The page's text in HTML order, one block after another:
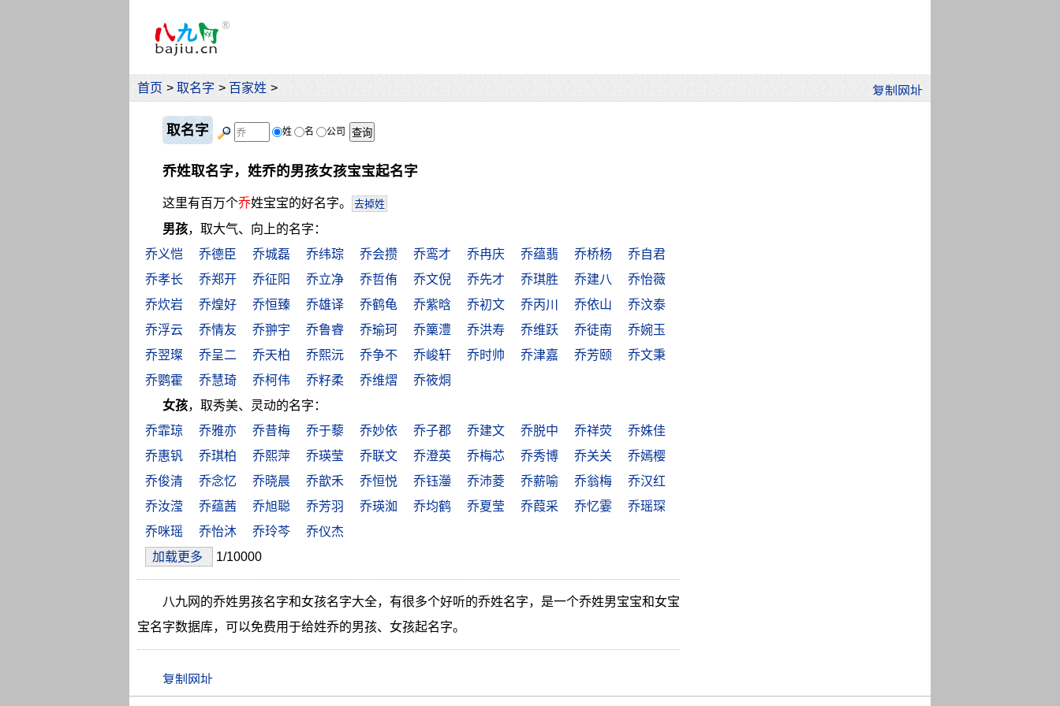
首页 > 取名字 > 百家姓 >
取名字 姓 名 公司
乔姓取名字，姓乔的男孩女孩宝宝起名字
这里有百万个乔姓宝宝的好名字。 去掉姓
男孩，取大气、向上的名字：
乔义恺
乔德臣 乔城磊 乔纬琮 乔会攒 乔鸾才 乔冉庆 乔蕴翡 乔桥杨
乔自君
乔孝长
乔郑开 乔征阳 乔立净 乔哲侑 乔文倪 乔先才 乔琪胜 乔建八
乔怡薇
乔炊岩
乔煌好 乔恒臻 乔雄译 乔鹤龟 乔紫晗 乔初文 乔丙川 乔依山
乔汶泰
乔浮云
乔情友 乔翀宇 乔鲁睿 乔瑜珂 乔篥澧 乔洪寿 乔维跃 乔徒南
乔婉玉
乔翌璨
乔呈二 乔天柏 乔熙沅 乔争不 乔峻轩 乔时帅 乔津嘉 乔芳颐
乔文秉
乔鹦霍
乔慧琦 乔柯伟 乔籽柔 乔维熠
乔筱烔
女孩，取秀美、灵动的名字：
乔霏琼
乔雅亦 乔昔梅 乔于藜 乔妙依 乔子郡 乔建文 乔脱中 乔祥荧
乔姝佳
乔惠钒
乔琪柏 乔熙萍 乔瑛莹 乔联文 乔澄英 乔梅芯 乔秀博 乔关关
乔嫣樱
乔俊清
乔念忆 乔晓晨 乔歆禾 乔恒悦 乔钰灐 乔沛菱 乔薪喻 乔翁梅
乔汉红
乔汝滢
乔蕴茜 乔旭聪 乔芳羽 乔瑛洳 乔均鹤 乔夏莹 乔葭采 乔忆霎
乔瑶琛
乔咪瑶
乔怡沐 乔玲芩
乔仪杰
加载更多
1/10000
八九网的乔姓男孩名字和女孩名字大全，有很多个好听的乔姓名字，是一个乔姓男宝宝和女宝
宝名字数据库，可以免费用于给姓乔的男孩、女孩起名字。